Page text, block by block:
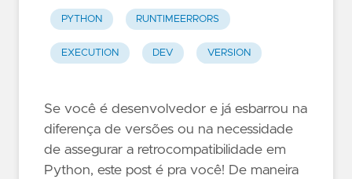
PYTHON RUNTIMEERRORS
EXECUTION DEV VERSION
Se você é desenvolvedor e já esbarrou na
diferença de versões ou na necessidade
de assegurar a retrocompatibilidade em
Python, este post é pra você! De maneira